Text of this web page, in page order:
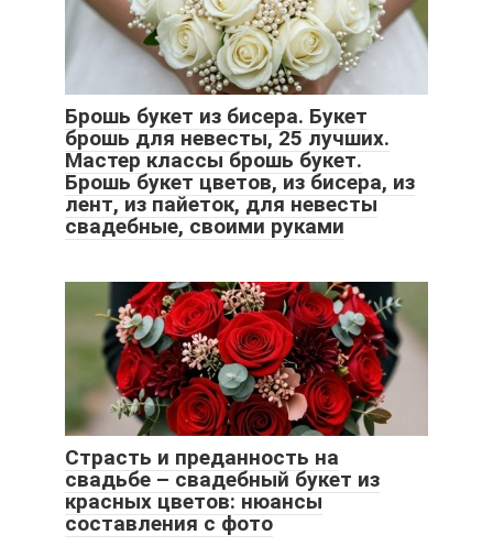
Брошь букет из бисера. Букет
брошь для невесты, 25 лучших.
Мастер классы брошь букет.
Брошь букет цветов, из бисера, из
лент, из пайеток, для невесты
свадебные, своими руками
Страсть и преданность на
свадьбе – свадебный букет из
красных цветов: нюансы
составления с фото